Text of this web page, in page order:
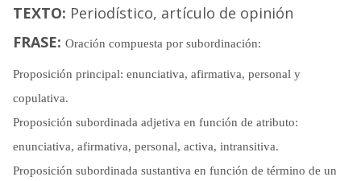
TEXTO: Periodístico, artículo de opinión
FRASE: Oración compuesta por subordinación:
Proposición principal: enunciativa, afirmativa, personal y
copulativa.
Proposición subordinada adjetiva en función de atributo:
enunciativa, afirmativa, personal, activa, intransitiva.
Proposición subordinada sustantiva en función de término de un